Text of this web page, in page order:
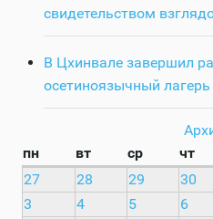
свидетельством
В Цхинвале завершил
осетиноязычный
пн
вт ср чт
27
28 29 30
3
4 5 6